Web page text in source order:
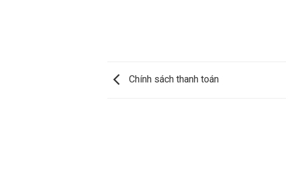
Chính sách thanh toán